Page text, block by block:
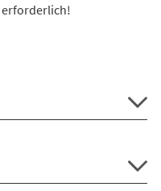
erforderlich!